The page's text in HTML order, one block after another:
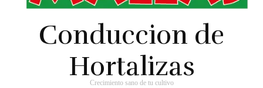
Conduccion de
Hortalizas
Crecimiento sano de tu cultivo